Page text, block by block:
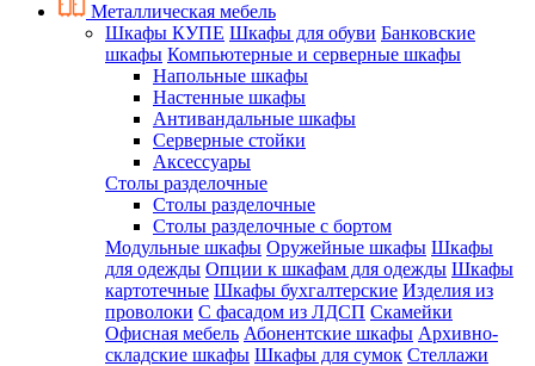
Металлическая мебель
Шкафы КУПЕ Шкафы для обуви Банковские
шкафы Компьютерные и серверные шкафы
Напольные шкафы
Настенные шкафы
Антивандальные шкафы
Серверные стойки
Аксессуары
Столы разделочные
Столы разделочные
Столы разделочные с бортом
Модульные шкафы Оружейные шкафы Шкафы
для одежды Опции к шкафам для одежды Шкафы
картотечные Шкафы бухгалтерские Изделия из
проволоки С фасадом из ЛДСП Скамейки
Офисная мебель Абонентские шкафы Архивно-
складские шкафы Шкафы для сумок Стеллажи